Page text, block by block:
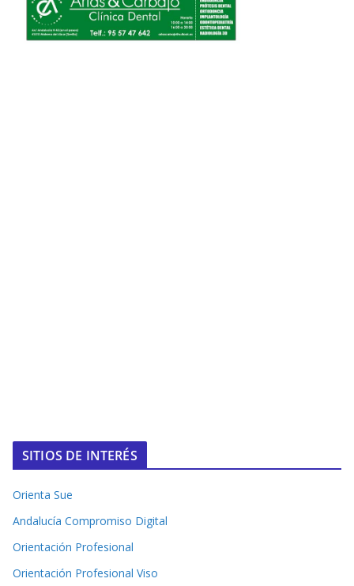
SITIOS DE INTERÉS
Orienta Sue
Andalucía Compromiso Digital
Orientación Profesional
Orientación Profesional Viso